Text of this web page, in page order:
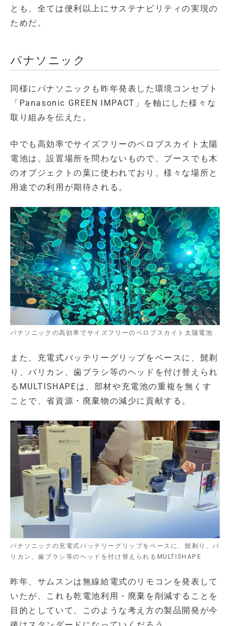
とも、全ては便利以上にサステナビリティの実現の
ためだ。
パナソニック
同様にパナソニックも昨年発表した環境コンセプト
「Panasonic GREEN IMPACT」を軸にした様々な
取り組みを伝えた。
中でも高効率でサイズフリーのペロブスカイト太陽
電池は、設置場所を問わないもので、ブースでも木
のオブジェクトの葉に使われており、様々な場所と
用途での利用が期待される。
パナソニックの高効率でサイズフリーのペロブスカイト太陽電池
また、充電式バッテリーグリップをベースに、髭剃
り、バリカン、歯ブラシ等のヘッドを付け替えられ
るMULTISHAPEは、部材や充電池の重複を無くす
ことで、省資源・廃棄物の減少に貢献する。
パナソニックの充電式バッテリーグリップをベースに、髭剃り、バ
リカン、歯ブラシ等のヘッドを付け替えられるMULTISHAPE
昨年、サムスンは無線給電式のリモコンを発表して
いたが、これも乾電池利用・廃棄を削減することを
目的としていて、このような考え方の製品開発が今